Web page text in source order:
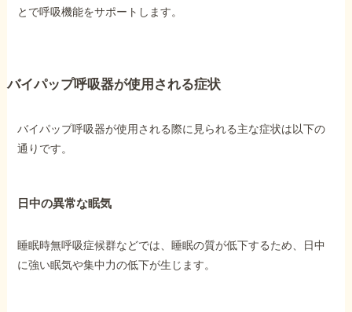
とで呼吸機能をサポートします。
バイパップ呼吸器が使用される症状
バイパップ呼吸器が使用される際に見られる主な症状は以下の
通りです。
日中の異常な眠気
睡眠時無呼吸症候群などでは、睡眠の質が低下するため、日中
に強い眠気や集中力の低下が生じます。